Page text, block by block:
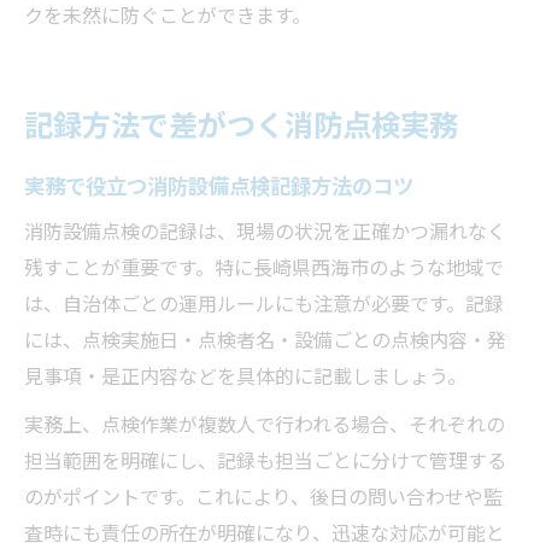
クを未然に防ぐことができます。
記録方法で差がつく消防点検実務
実務で役立つ消防設備点検記録方法のコツ
消防設備点検の記録は、現場の状況を正確かつ漏れなく
残すことが重要です。特に長崎県西海市のような地域で
は、自治体ごとの運用ルールにも注意が必要です。記録
には、点検実施日・点検者名・設備ごとの点検内容・発
見事項・是正内容などを具体的に記載しましょう。
実務上、点検作業が複数人で行われる場合、それぞれの
担当範囲を明確にし、記録も担当ごとに分けて管理する
のがポイントです。これにより、後日の問い合わせや監
査時にも責任の所在が明確になり、迅速な対応が可能と